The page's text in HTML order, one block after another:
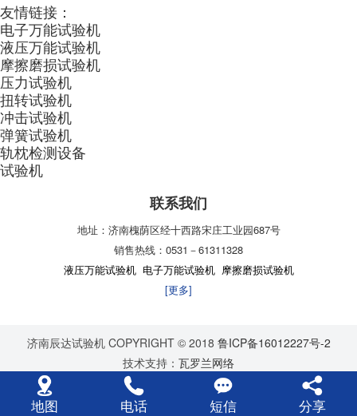
友情链接：
电子万能试验机
液压万能试验机
摩擦磨损试验机
压力试验机
扭转试验机
冲击试验机
弹簧试验机
轨枕检测设备
试验机
联系我们
地址：济南槐荫区经十西路宋庄工业园687号
销售热线：0531－61311328
液压万能试验机 电子万能试验机 摩擦磨损试验机
[更多]
济南辰达试验机 COPYRIGHT © 2018 鲁ICP备16012227号-2
技术支持： 瓦罗兰网络
地图 电话 短信 分享